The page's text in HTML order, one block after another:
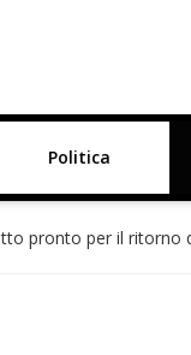
Politica
pronto per il ritorno